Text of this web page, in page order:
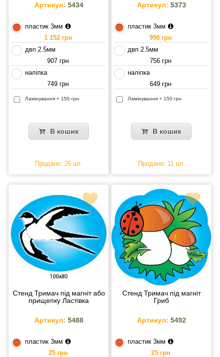
Артикул: 5434
пластик 3мм
1 152 грн
двп 2.5мм
907 грн
наліпка
749 грн
Ламінування + 150 грн
В кошик
Продано: 26 шт.
Артикул: 5373
пластик 3мм
998 грн
двп 2.5мм
756 грн
наліпка
649 грн
Ламінування + 150 грн
В кошик
Продано: 11 шт.
Стенд Тримач під магніт або
прищепку Ластівка
Артикул: 5488
пластик 3мм
25 грн
Стенд Тримач під магніт
Гриб
Артикул: 5492
пластик 3мм
25 грн